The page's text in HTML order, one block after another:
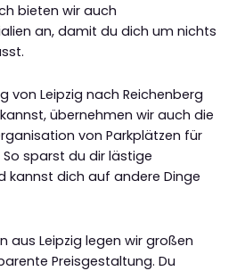
bieten wir auch
an, damit du dich um nichts
von Leipzig nach Reichenberg
übernehmen wir auch die
von Parkplätzen für
sparst du dir lästige
kannst dich auf andere Dinge
aus Leipzig legen wir großen
Preisgestaltung. Du